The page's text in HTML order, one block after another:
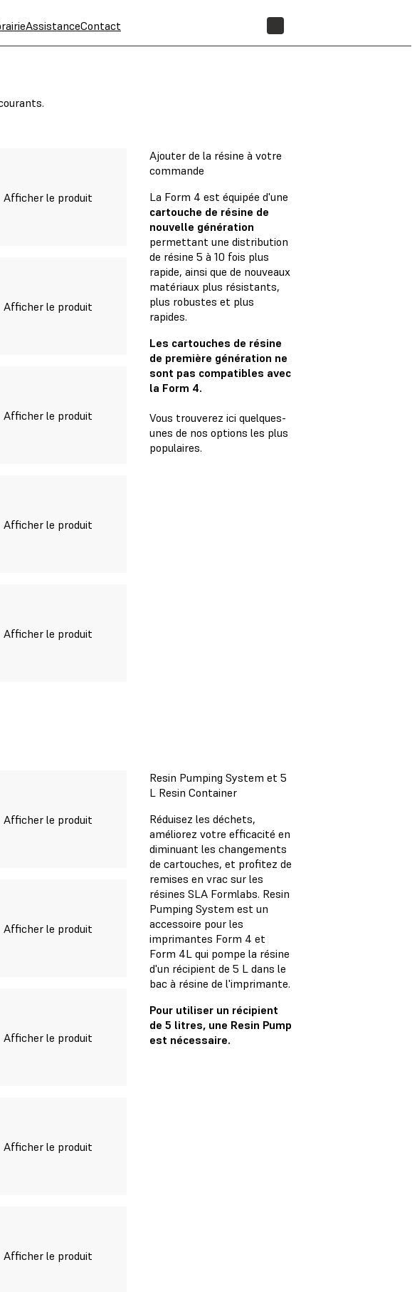
AssistanceContact
Afficher le produit
Afficher le produit
Afficher le produit
Afficher le produit
Afficher le produit
Ajouter de la résine à votre
commande
La Form 4 est équipée d'une
cartouche de résine de
nouvelle génération
permettant une distribution
de résine 5 à 10 fois plus
rapide, ainsi que de nouveaux
matériaux plus résistants,
plus robustes et plus
rapides.
Les cartouches de résine
de première génération ne
sont pas compatibles avec
la Form 4.
Vous trouverez ici quelques-
unes de nos options les plus
populaires.
Afficher le produit
Afficher le produit
Afficher le produit
Afficher le produit
Afficher le produit
Resin Pumping System et 5
L Resin Container
Réduisez les déchets,
améliorez votre efficacité en
diminuant les changements
de cartouches, et profitez de
remises en vrac sur les
résines SLA Formlabs. Resin
Pumping System est un
accessoire pour les
imprimantes Form 4 et
Form 4L qui pompe la résine
d'un récipient de 5 L dans le
bac à résine de l'imprimante.
Pour utiliser un récipient
de 5 litres, une Resin Pump
est nécessaire.